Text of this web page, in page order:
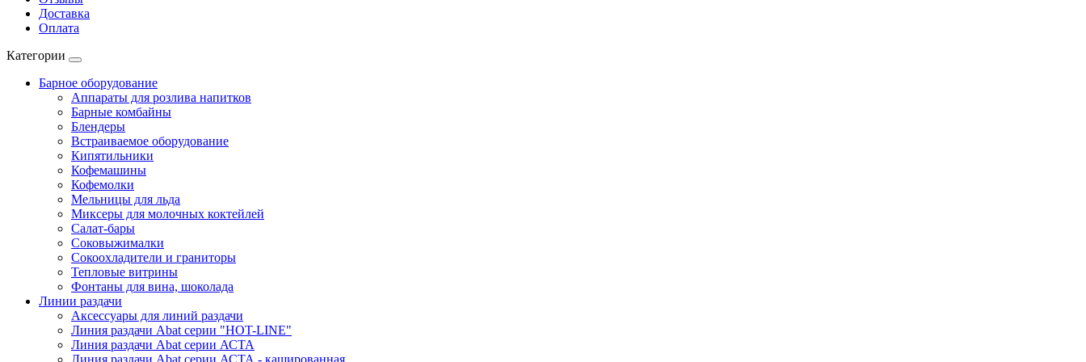
Доставка
Оплата
Категории
Барное оборудование
Аппараты для розлива напитков
Барные комбайны
Блендеры
Встраиваемое оборудование
Кипятильники
Кофемашины
Кофемолки
Мельницы для льда
Миксеры для молочных коктейлей
Салат-бары
Соковыжималки
Сокоохладители и граниторы
Тепловые витрины
Фонтаны для вина, шоколада
Линии раздачи
Аксессуары для линий раздачи
Линия раздачи Abat серии "HOT-LINE"
Линия раздачи Abat серии АСТА
Линия раздачи Abat серии АСТА - кашированная